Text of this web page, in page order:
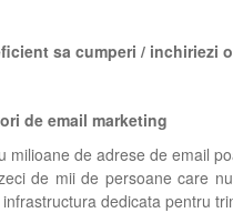
sa cumperi / inchiriezi
de email marketing
milioane de adrese de email
de mii de persoane care
dedicata pentru